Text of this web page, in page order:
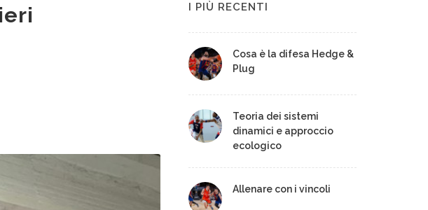
I PIÙ RECENTI
Cosa è la difesa Hedge &
Plug
Teoria dei sistemi
dinamici e approccio
ecologico
Allenare con i vincoli